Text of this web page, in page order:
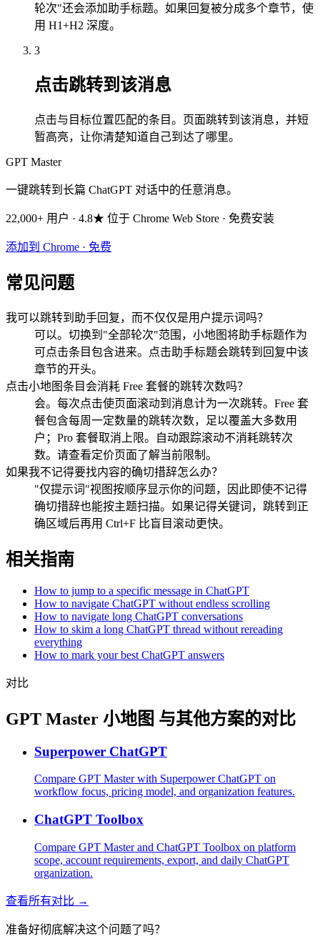
轮次"还会添加助手标题。如果回复被分成多个章节，使
用 H1+H2 深度。
3
点击跳转到该消息
点击与目标位置匹配的条目。页面跳转到该消息，并短
暂高亮，让你清楚知道自己到达了哪里。
GPT Master
一键跳转到长篇 ChatGPT 对话中的任意消息。
22,000+ 用户 · 4.8★ 位于 Chrome Web Store · 免费安装
添加到 Chrome · 免费
常见问题
我可以跳转到助手回复，而不仅仅是用户提示词吗？
可以。切换到"全部轮次"范围，小地图将助手标题作为
可点击条目包含进来。点击助手标题会跳转到回复中该
章节的开头。
点击小地图条目会消耗 Free 套餐的跳转次数吗？
会。每次点击使页面滚动到消息计为一次跳转。Free 套
餐包含每周一定数量的跳转次数，足以覆盖大多数用
户；Pro 套餐取消上限。自动跟踪滚动不消耗跳转次
数。请查看定价页面了解当前限制。
如果我不记得要找内容的确切措辞怎么办？
"仅提示词"视图按顺序显示你的问题，因此即使不记得
确切措辞也能按主题扫描。如果记得关键词，跳转到正
确区域后再用 Ctrl+F 比盲目滚动更快。
相关指南
How to jump to a specific message in ChatGPT
How to navigate ChatGPT without endless scrolling
How to navigate long ChatGPT conversations
How to skim a long ChatGPT thread without rereading
everything
How to mark your best ChatGPT answers
对比
GPT Master 小地图 与其他方案的对比
Superpower ChatGPT
Compare GPT Master with Superpower ChatGPT on
workflow focus, pricing model, and organization features.
ChatGPT Toolbox
Compare GPT Master and ChatGPT Toolbox on platform
scope, account requirements, export, and daily ChatGPT
organization.
查看所有对比 →
准备好彻底解决这个问题了吗？